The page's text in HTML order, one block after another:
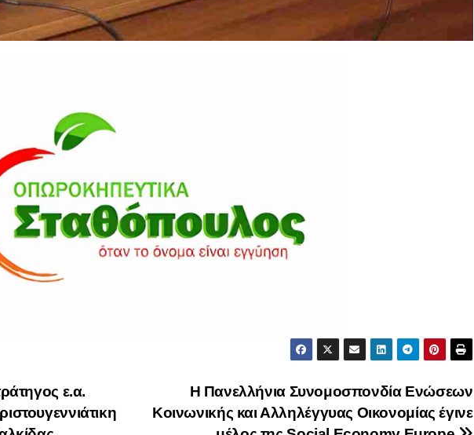
Η Πανελλήνια Συνομοσπονδία Ενώσεων
Κοινωνικής και Αλληλέγγυας Οικονομίας έγινε
ε.α.